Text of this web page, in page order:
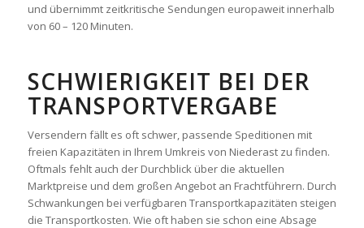
und übernimmt zeitkritische Sendungen europaweit innerhalb
von 60 – 120 Minuten.
SCHWIERIGKEIT BEI DER
TRANSPORTVERGABE
Versendern fällt es oft schwer, passende Speditionen mit
freien Kapazitäten in Ihrem Umkreis von Niederast zu finden.
Oftmals fehlt auch der Durchblick über die aktuellen
Marktpreise und dem großen Angebot an Frachtführern. Durch
Schwankungen bei verfügbaren Transportkapazitäten steigen
die Transportkosten. Wie oft haben sie schon eine Absage